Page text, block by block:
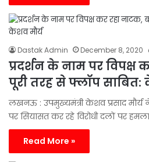
Dastak Admin December 8, 2020
प्रदर्शन के नाम पर विपक्ष
पूरी तरह से फ्लॉप साबित:
लखनऊ : उपमुख्यमंत्री केशव प्रसाद
पर सियासत कर रहे विरोधी दलों पर
Read More »